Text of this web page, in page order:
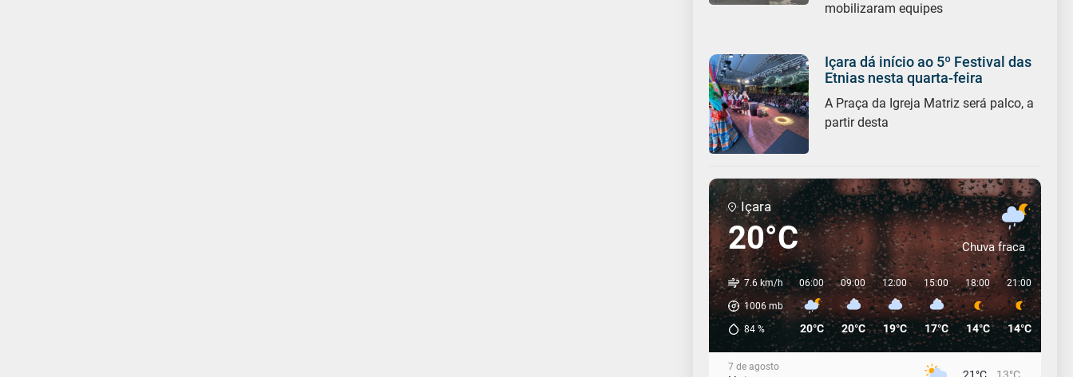
mobilizaram equipes
Içara dá início ao 5º Festival das
Etnias nesta quarta-feira
A Praça da Igreja Matriz será palco, a
partir desta
Içara
20°C Chuva fraca
7.6 km/h
1006mb
84%
06:00
20°C
09:00
20°C
12:00
19°C
15:00
17°C
18:00
14°C
21:00
14°C
7 de agosto
21°C 13°C